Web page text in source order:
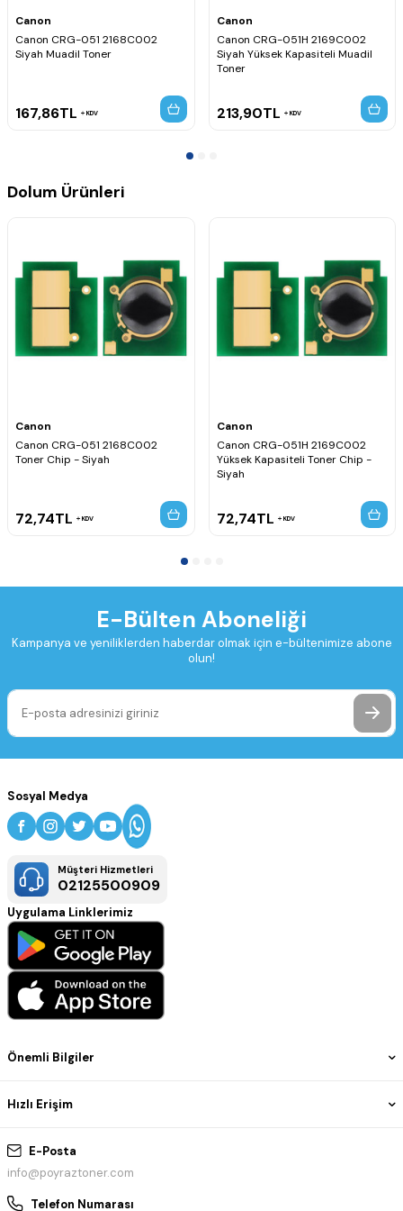
Canon
Canon CRG-051 2168C002
Siyah Muadil Toner
167,86TL KDV
Canon
Canon CRG-051H 2169C002
Siyah Yüksek Kapasiteli Muadil
Toner
213,90TL KDV
Dolum Ürünleri
Canon
Canon CRG-051 2168C002
Toner Chip - Siyah
72,74TL KDV
Canon
Canon CRG-051H 2169C002
Yüksek Kapasiteli Toner Chip -
Siyah
72,74TL KDV
E-Bülten Aboneliği
Kampanya ve yeniliklerden haberdar olmak için e-bültenimize abone
olun!
E-Posta
info@poyraztoner.com
Telefon Numarası
Önemli Bilgiler
Hızlı Erişim
Sosyal Medya
Müşteri Hizmetleri
02125500909
Uygulama Linklerimiz